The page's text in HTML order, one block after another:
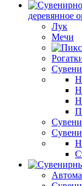
деревянное
Лук
Мечи